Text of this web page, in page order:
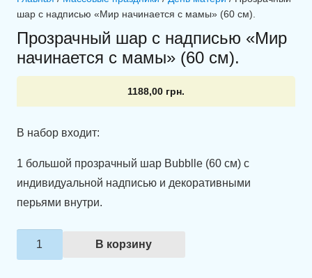
шар с надписью «Мир начинается с мамы» (60 см).
Прозрачный шар с надписью «Мир
начинается с мамы» (60 см).
1188,00 грн.
В набор входит:
1 большой прозрачный шар Bubblle (60 см) с
индивидуальной надписью и декоративными
перьями внутри.
Количество
товара
В корзину